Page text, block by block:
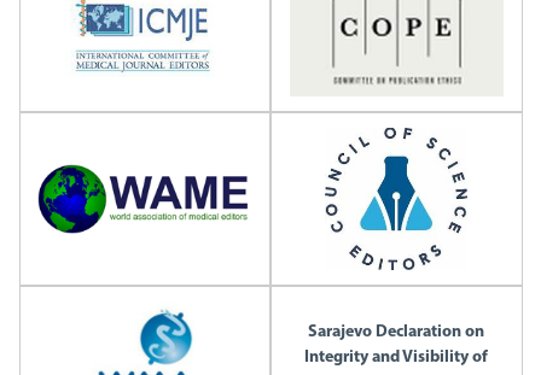
Sarajevo Declaration on
Integrity and Visibility of